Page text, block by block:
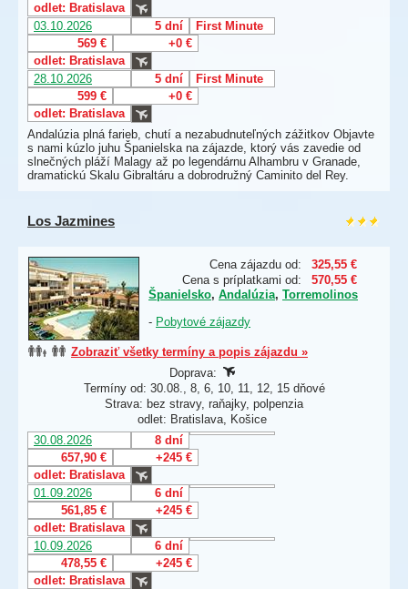
odlet: Bratislava
03.10.2026
5 dní
First Minute
569 €
+0 €
odlet: Bratislava
28.10.2026
5 dní
First Minute
599 €
+0 €
odlet: Bratislava
Andalúzia plná farieb, chutí a nezabudnuteľných zážitkov Objavte
s nami kúzlo juhu Španielska na zájazde, ktorý vás zavedie od
slnečných pláží Malagy až po legendárnu Alhambru v Granade,
dramatickú Skalu Gibraltáru a dobrodružný Caminito del Rey.
Los Jazmines
Cena zájazdu od:
325,55 €
Cena s príplatkami od:
570,55 €
Španielsko, Andalúzia, Torremolinos
- Pobytové zájazdy
Zobraziť všetky termíny a popis zájazdu »
Doprava:
Termíny od: 30.08., 8, 6, 10, 11, 12, 15 dňové
Strava: bez stravy, raňajky, polpenzia
odlet: Bratislava, Košice
30.08.2026
8 dní
657,90 €
+245 €
odlet: Bratislava
01.09.2026
6 dní
561,85 €
+245 €
odlet: Bratislava
10.09.2026
6 dní
478,55 €
+245 €
odlet: Bratislava